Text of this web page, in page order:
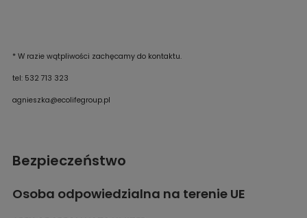
* W razie wątpliwości zachęcamy do kontaktu.
tel: 532 713 323
agnieszka@ecolifegroup.pl
Bezpieczeństwo
Osoba odpowiedzialna na terenie UE